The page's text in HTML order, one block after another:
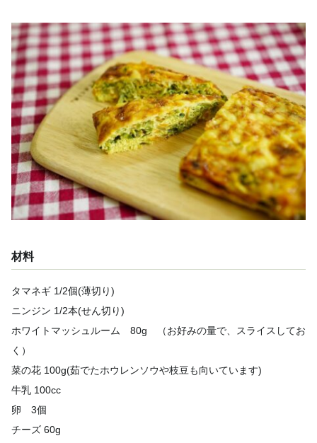
材料
タマネギ 1/2個(薄切り)
ニンジン 1/2本(せん切り)
ホワイトマッシュルーム 80g （お好みの量で、スライスしてお
く）
菜の花 100g(茹でたホウレンソウや枝豆も向いています)
牛乳 100cc
卵 3個
チーズ 60g